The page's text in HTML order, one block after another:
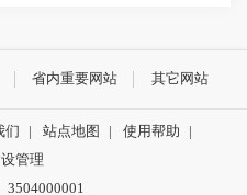
省内重要网站 其它网站
们 | 站点地图 | 使用帮助
|
管理
3504000001